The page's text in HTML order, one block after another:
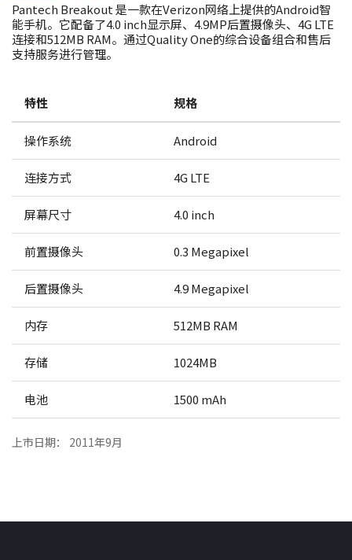
Pantech Breakout 是一款在Verizon网络上提供的Android智
能手机。它配备了4.0 inch显示屏、4.9MP后置摄像头、4G LTE
连接和512MB RAM。通过Quality One的综合设备组合和售后
支持服务进行管理。
特性 规格
操作系统 Android
连接方式 4G LTE
屏幕尺寸 4.0 inch
前置摄像头 0.3 Megapixel
后置摄像头 4.9 Megapixel
内存 512MB RAM
存储 1024MB
电池 1500 mAh
上市日期： 2011年9月